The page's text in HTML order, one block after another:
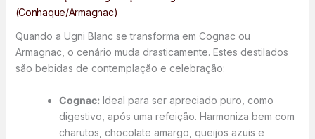
(Conhaque/Armagnac)
Quando a Ugni Blanc se transforma em Cognac ou
Armagnac, o cenário muda drasticamente. Estes destilados
são bebidas de contemplação e celebração:
Cognac:Ideal para ser apreciado puro, como
digestivo, após uma refeição. Harmoniza bem com
charutos, chocolate amargo, queijos azuis e